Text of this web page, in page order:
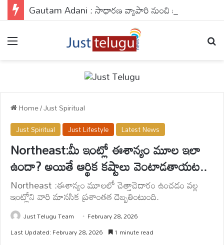
Home/Just Spiritual
Just Spiritual Just Lifestyle Latest News
Northeast:మీ ఇంట్లో ఈశాన్యం మూల ఇలా
ఉందా? అయితే ఆర్థిక కష్టాలు వెంటాడతాయట..
Northeast :ఈశాన్యం మూలలో చెత్తాచెదారం ఉంచడం వల్ల
ఇంట్లోని వారి మానసిక ప్రశాంతత దెబ్బతింటుంది.
Just Telugu Team
February 28, 2026
Last Updated: February 28, 2026
1 minute read